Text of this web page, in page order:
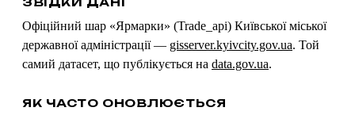
Офіційний шар «Ярмарки» (Trade_api) Київської міської
державної адміністрації — gisserver.kyivcity.gov.ua. Той
самий датасет, що публікується на data.gov.ua.
ЯК ЧАСТО ОНОВЛЮЄТЬСЯ